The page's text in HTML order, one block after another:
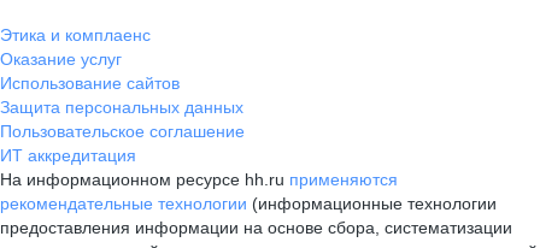
Этика и комплаенс
Оказание услуг
Использование сайтов
Защита персональных данных
Пользовательское соглашение
ИТ аккредитация
На информационном ресурсе hh.ru применяются
рекомендательные технологии (информационные технологии
предоставления информации на основе сбора, систематизации